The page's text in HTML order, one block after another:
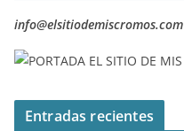
info@elsitiodemiscromos.com
Entradas recientes